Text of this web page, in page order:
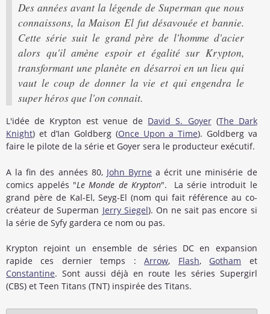
Des années avant la légende de Superman que nous
connaissons, la Maison El fut désavouée et bannie.
Cette série suit le grand père de l'homme d'acier
alors qu'il amène espoir et égalité sur Krypton,
transformant une planète en désarroi en un lieu qui
vaut le coup de donner la vie et qui engendra le
super héros que l'on connait.
L'idée de Krypton est venue de David S. Goyer(The Dark
Knight) et d’Ian Goldberg (Once Upon a Time). Goldberg va
faire le pilote de la série et Goyer sera le producteur exécutif.
A la fin des années 80, John Byrne a écrit une minisérie de
comics appelés "Le Monde de Krypton". La série introduit le
grand père de Kal-El, Seyg-El (nom qui fait référence au co-
créateur de Superman Jerry Siegel). On ne sait pas encore si
la série de Syfy gardera ce nom ou pas.
Krypton rejoint un ensemble de séries DC en expansion
rapide ces dernier temps :Arrow, Flash, Gotham et
Constantine. Sont aussi déjà en route les séries Supergirl
(CBS) et Teen Titans (TNT) inspirée des Titans.